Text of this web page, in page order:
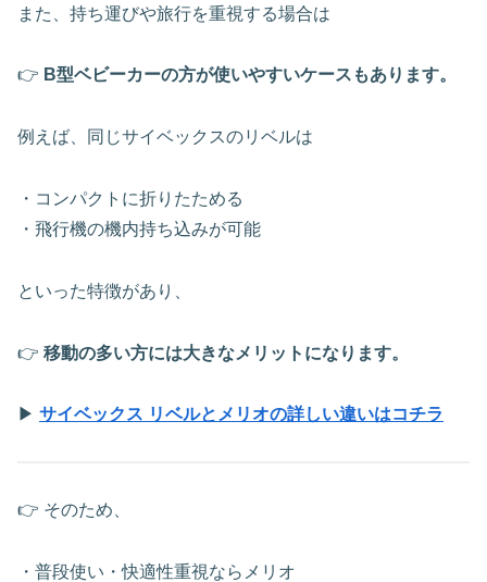
また、持ち運びや旅行を重視する場合は
👉 B型ベビーカーの方が使いやすいケースもあります。
例えば、同じサイベックスのリベルは
・コンパクトに折りたためる
・飛行機の機内持ち込みが可能
といった特徴があり、
👉 移動の多い方には大きなメリットになります。
▶ サイベックス リベルとメリオの詳しい違いはコチラ
👉 そのため、
・普段使い・快適性重視ならメリオ